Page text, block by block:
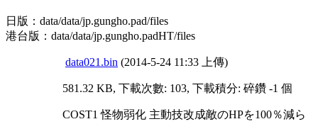
日版：data/data/jp.gungho.pad/files
港台版：data/data/jp.gungho.padHT/files
data021.bin (2014-5-24 11:33 上傳)
581.32 KB, 下載次數: 103, 下載積分: 碎鑽 -1 個
COST1 怪物弱化 主動技改成敵のHPを100％減ら